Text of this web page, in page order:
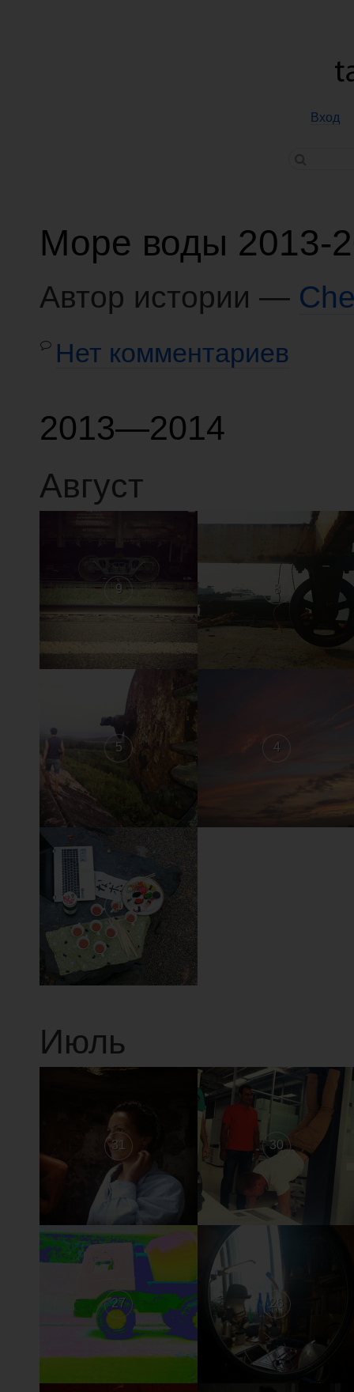
Вход
Море воды 2013-
Автор истории —
Нет комментариев
2013—2014
Август
9 8
5 4
1
Июль
31 30
27 26